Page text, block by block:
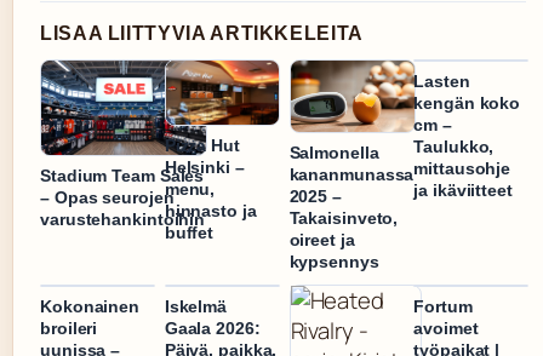
LISAA LIITTYVIA ARTIKKELEITA
Stadium Team Sales
– Opas seurojen
varustehankintoihin
Pizza Hut
Helsinki –
menu,
hinnasto ja
buffet
Salmonella
kananmunassa
2025 –
Takaisinveto,
oireet ja
kypsennys
Lasten
kengän koko
cm –
Taulukko,
mittausohje
ja ikäviitteet
Kokonainen
broileri
uunissa –
Iskelmä
Gaala 2026:
Päivä, paikka,
Fortum
avoimet
työpaikat |